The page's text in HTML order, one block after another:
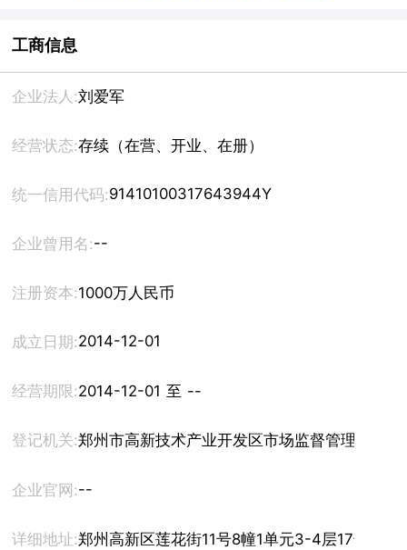
工商信息
企业法人:刘爱军
经营状态:存续（在营、开业、在册）
统一信用代码:91410100317643944Y
企业曾用名:--
注册资本:1000万人民币
成立日期:2014-12-01
经营期限: 2014-12-01 至 --
登记机关:郑州市高新技术产业开发区市场监督管理局
企业官网:--
详细地址:郑州高新区莲花街11号8幢1单元3-4层17号